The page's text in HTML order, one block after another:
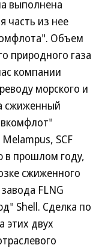
выполнена
часть из нее
Объем
природного газа
компании
морского и
сжиженный
SCF
в прошлом году,
сжиженного
FLNG
Shell. Сделка по
этих двух